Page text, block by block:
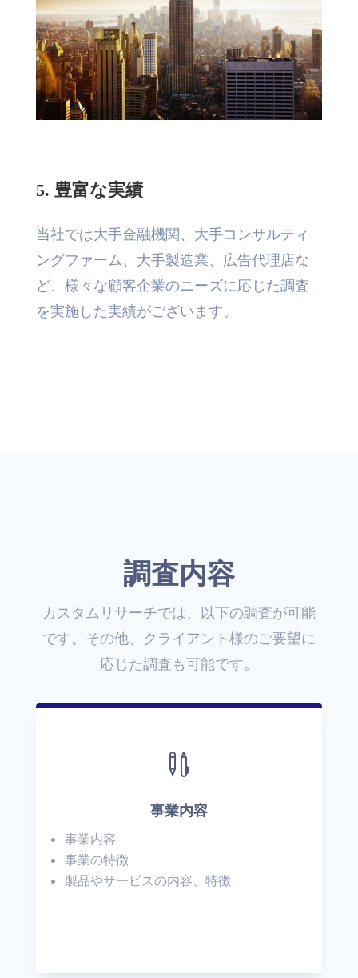
5. 豊富な実績
当社では大手金融機関、大手コンサルティ
ングファーム、大手製造業、広告代理店な
ど、様々な顧客企業のニーズに応じた調査
を実施した実績がございます。
調査内容
カスタムリサーチでは、以下の調査が可能
です。その他、クライアント様のご要望に
応じた調査も可能です。

事業内容
事業内容
事業の特徴
製品やサービスの内容、特徴